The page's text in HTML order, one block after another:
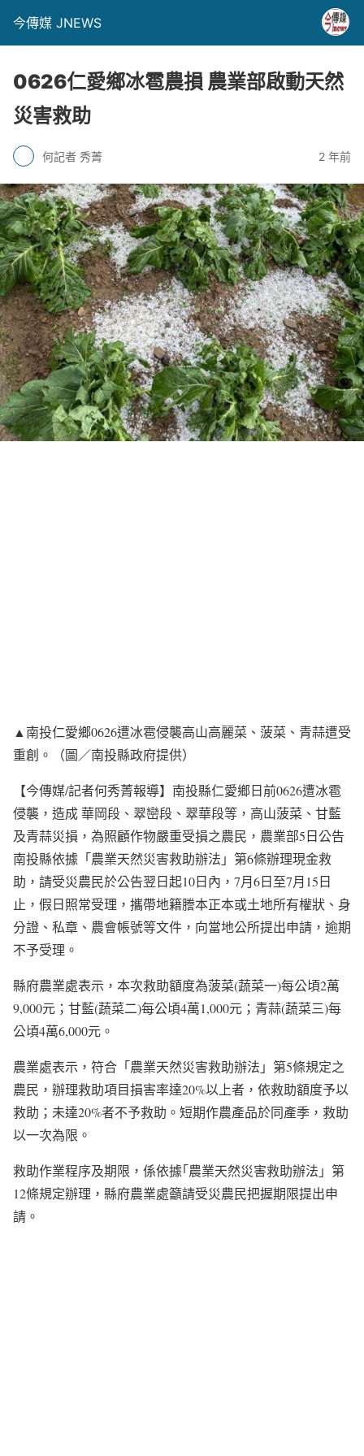
今傳媒 JNEWS
0626仁愛鄉冰雹農損 農業部啟動天然
災害救助
何記者 秀菁 2 年前
▲南投仁愛鄉0626遭冰雹侵襲高山高麗菜、菠菜、青蒜遭受
重創。（圖／南投縣政府提供）
【今傳媒/記者何秀菁報導】南投縣仁愛鄉日前0626遭冰雹
侵襲，造成 華岡段、翠巒段、翠華段等，高山菠菜、甘藍
及青蒜災損，為照顧作物嚴重受損之農民，農業部5日公告
南投縣依據「農業天然災害救助辦法」第6條辦理現金救
助，請受災農民於公告翌日起10日內，7月6日至7月15日
止，假日照常受理，攜帶地籍謄本正本或土地所有權狀、身
分證、私章、農會帳號等文件，向當地公所提出申請，逾期
不予受理。
縣府農業處表示，本次救助額度為菠菜(蔬菜一)每公頃2萬
9,000元；甘藍(蔬菜二)每公頃4萬1,000元；青蒜(蔬菜三)每
公頃4萬6,000元。
農業處表示，符合「農業天然災害救助辦法」第5條規定之
農民，辦理救助項目損害率達20%以上者，依救助額度予以
救助；未達20%者不予救助。短期作農產品於同產季，救助
以一次為限。
救助作業程序及期限，係依據｢農業天然災害救助辦法」第
12條規定辦理，縣府農業處籲請受災農民把握期限提出申
請。